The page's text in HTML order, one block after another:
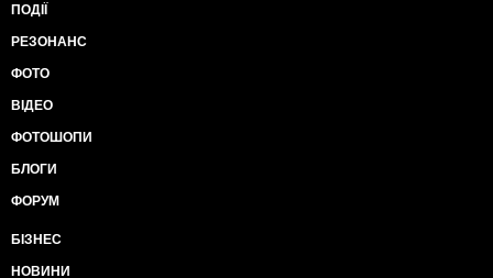
ПОДІЇ
РЕЗОНАНС
ФОТО
ВІДЕО
ФОТОШОПИ
БЛОГИ
ФОРУМ
БІЗНЕС
НОВИНИ